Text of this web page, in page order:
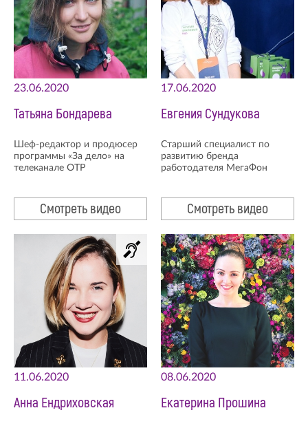
23.06.2020
Татьяна Бондарева
Шеф-редактор и продюсер
программы «За дело» на
телеканале ОТР
Смотреть видео
17.06.2020
Евгения Сундукова
Старший специалист по
развитию бренда
работодателя МегаФон
Смотреть видео
11.06.2020
Анна Ендриховская
08.06.2020
Екатерина Прошина